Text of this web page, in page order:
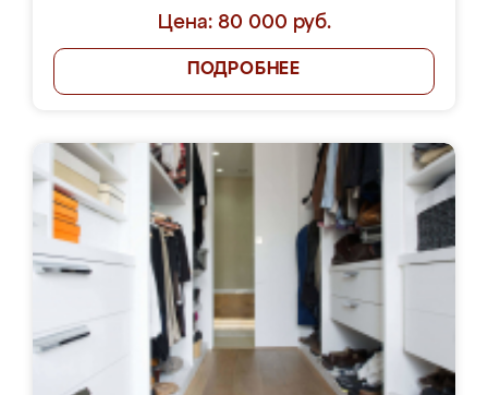
Цена: 80 000 руб.
ПОДРОБНЕЕ